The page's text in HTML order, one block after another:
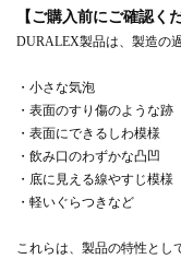
【ご購入前にご確認く
DURALEX製品は、製造の
・小さな気泡
・表面のすり傷のような跡
・表面にできるしわ模様
・飲み口のわずかな凸凹
・底に見える線やすじ模様
・軽いぐらつきなど
これらは、製品の特性とし